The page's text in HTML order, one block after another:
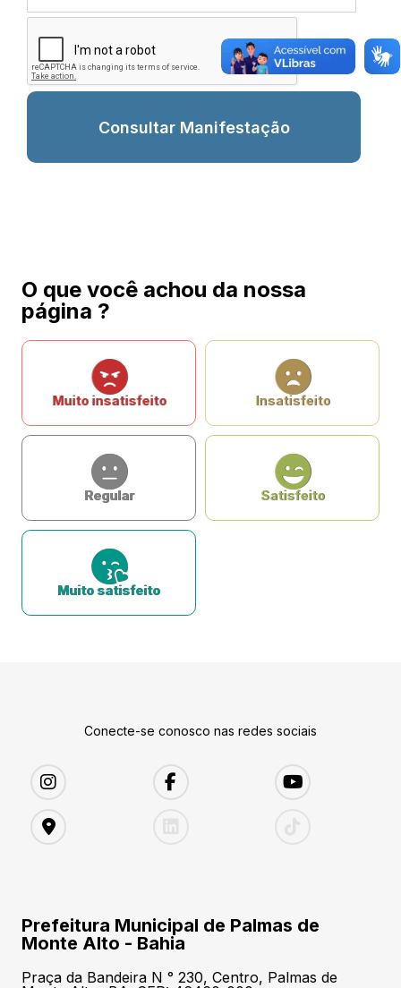
O que você achou da nossa
página ?
Muito insatisfeito Insatisfeito
Regular Satisfeito
Muito satisfeito
Conecte-se conosco nas redes sociais
Prefeitura Municipal de Palmas de
Monte Alto - Bahia
Praça da Bandeira N ° 230, Centro, Palmas de